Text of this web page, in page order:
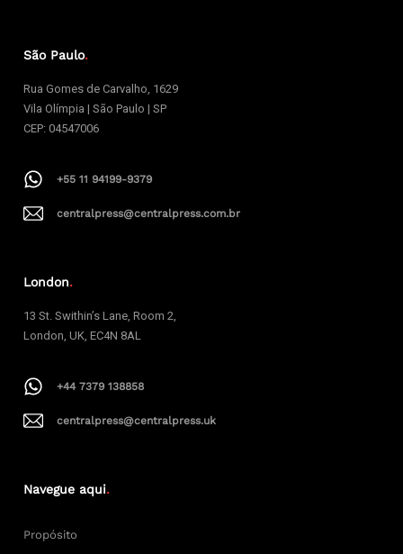
São Paulo.
Rua Gomes de Carvalho, 1629
Vila Olímpia | São Paulo | SP
CEP: 04547006
+55 11 94199-9379
centralpress@centralpress.com.br
London.
13 St. Swithin’s Lane, Room 2,
London, UK, EC4N 8AL
+44 7379 138858
centralpress@centralpress.uk
Navegue aqui.
Propósito